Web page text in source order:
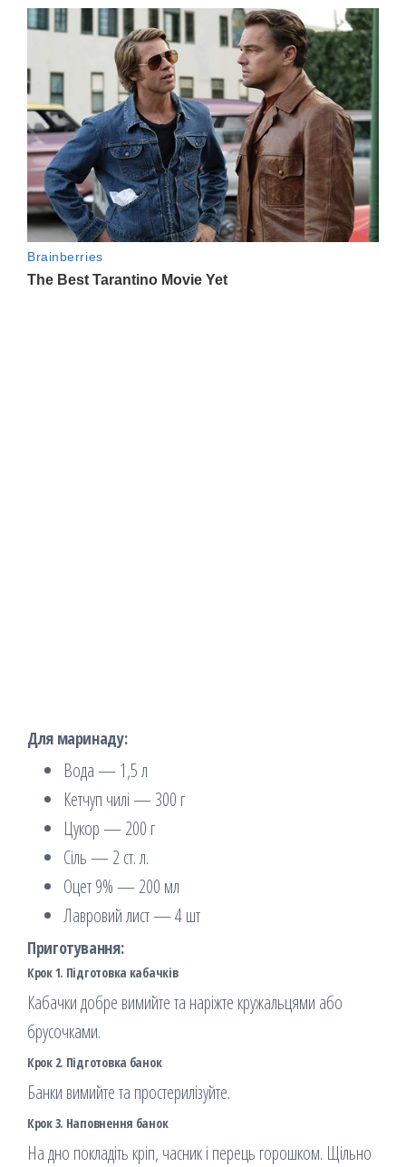
Для маринаду:
Вода — 1,5 л
Кетчуп чилі — 300 г
Цукор — 200 г
Сіль — 2 ст. л.
Оцет 9% — 200 мл
Лавровий лист — 4 шт
Приготування:
Крок 1. Підготовка кабачків
Кабачки добре вимийте та наріжте кружальцями або
брусочками.
Крок 2. Підготовка банок
Банки вимийте та простерилізуйте.
Крок 3. Наповнення банок
На дно покладіть кріп, часник і перець горошком. Щільно